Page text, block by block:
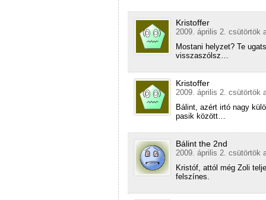
Kristoffer
2009. április 2. csütörtök
Mostani helyzet? Te
visszaszólsz…
Kristoffer
2009. április 2. csütörtök
Bálint, azért irtó nagy
pasik között…
Bálint the 2nd
2009. április 2. csütörtök
Kristóf, attól még Zoli
felszínes.